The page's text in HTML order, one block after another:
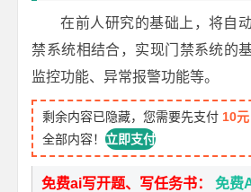
在前人研究的基础上，将自
禁系统相结合，实现门禁系统的
监控功能、异常报警功能等。
剩余内容已隐藏，您需要先支付 10元
全部内容！立即支付
免费ai写开题、写任务书：免费